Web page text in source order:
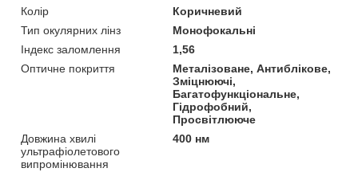
Колір
Коричневий
Тип окулярних лінз
Монофокальні
Індекс заломлення
1,56
Оптичне покриття
Металізоване, Антиблікове,
Зміцнюючі,
Багатофункціональне,
Гідрофобний,
Просвітлююче
Довжина хвилі
ультрафіолетового
випромінювання
400 нм